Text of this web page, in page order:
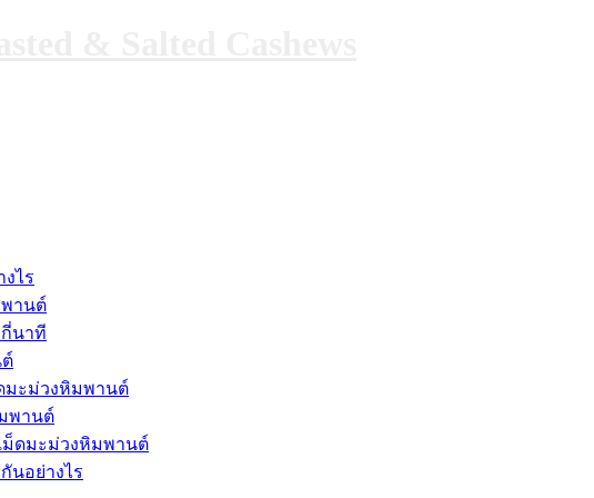
ไร
านต์
นาที
มะม่วงหิมพานต์
พานต์
ดมะม่วงหิมพานต์
นอย่างไร